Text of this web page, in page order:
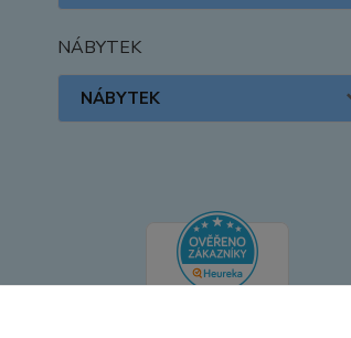
NÁBYTEK
NÁBYTEK